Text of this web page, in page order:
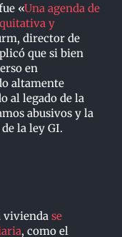
«Una agenda de
y
director de
que si bien
en
altamente
al legado de la
abusivos y la
la ley GI.
vivienda se
, como el